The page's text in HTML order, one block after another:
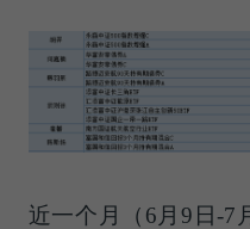
近一个月（6月9日-7